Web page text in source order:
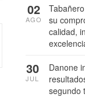
su
calidad,
02
AGO
Danone
segundo
30
JUL